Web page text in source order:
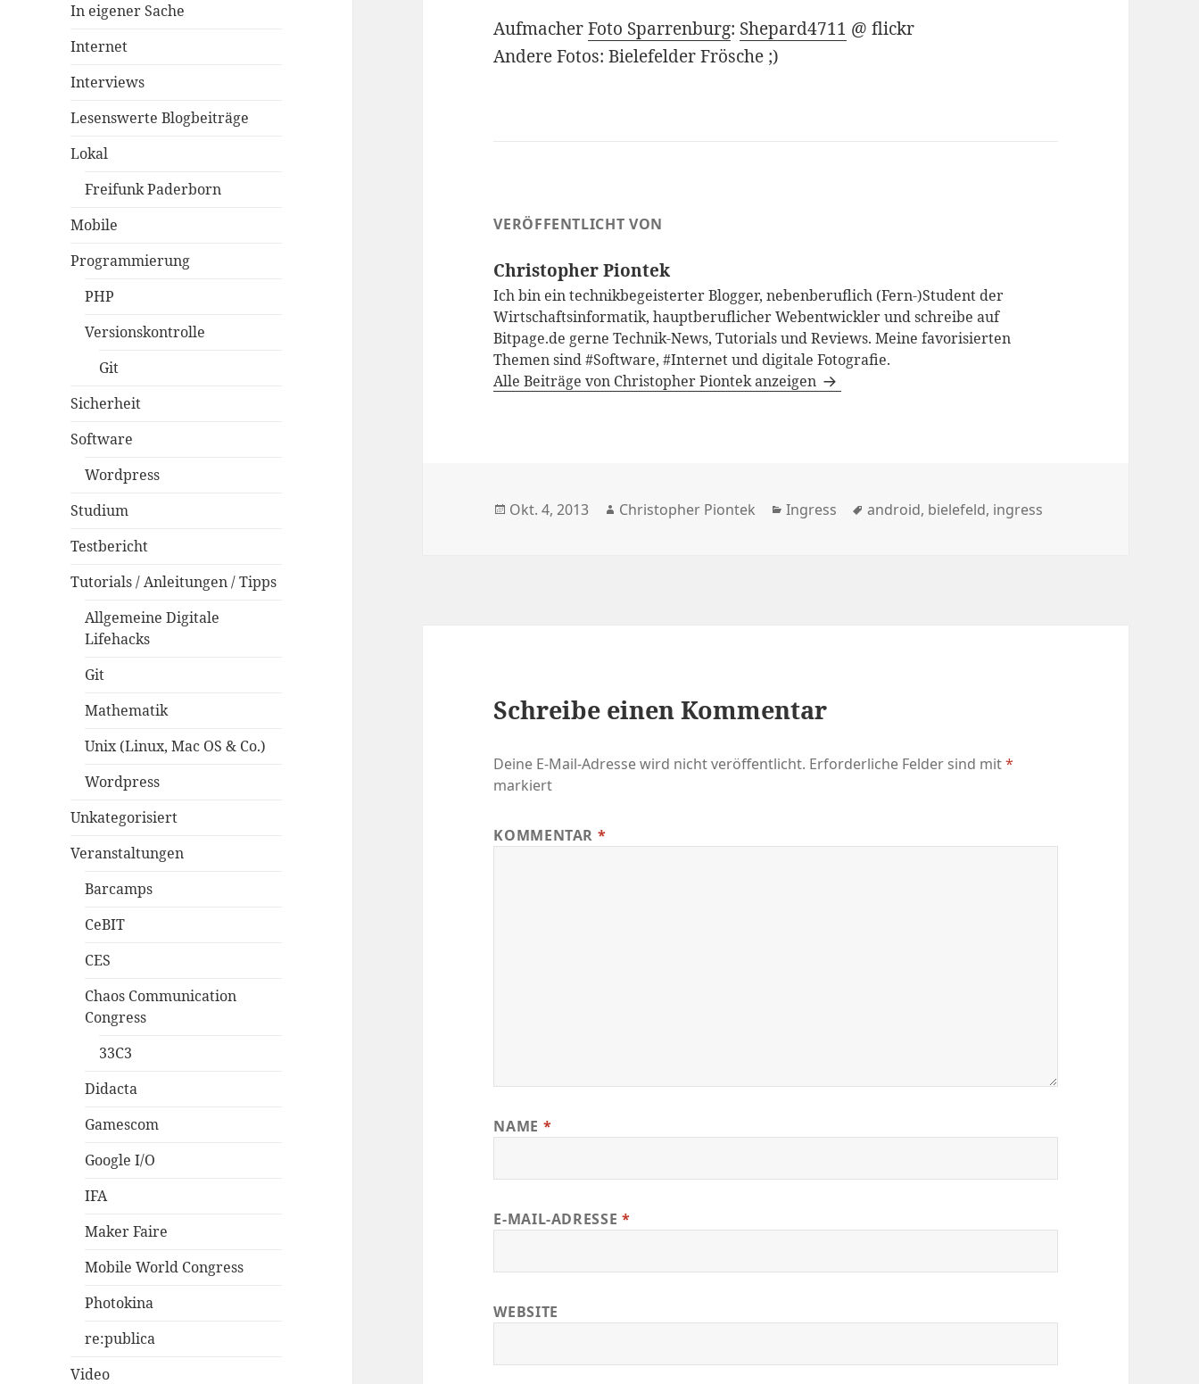
In eigener Sache
Internet
Interviews
Lesenswerte Blogbeiträge
Lokal
Freifunk Paderborn
Mobile
Programmierung
PHP
Versionskontrolle
Git
Sicherheit
Software
Wordpress
Studium
Testbericht
Tutorials / Anleitungen / Tipps
Allgemeine Digitale
Lifehacks
Git
Mathematik
Unix (Linux, Mac OS & Co.)
Wordpress
Unkategorisiert
Veranstaltungen
Barcamps
CeBIT
CES
Chaos Communication
Congress
33C3
Didacta
Gamescom
Google I/O
IFA
Maker Faire
Mobile World Congress
Photokina
re:publica
Video
AufmacherFoto Sparrenburg: Shepard4711 @ flickr
Andere Fotos: Bielefelder Frösche ;)
VERÖFFENTLICHT VON
Christopher Piontek
Ich bin ein technikbegeisterter Blogger, nebenberuflich (Fern-)Student der
Wirtschaftsinformatik, hauptberuflicher Webentwickler und schreibe auf
Bitpage.de gerne Technik-News, Tutorials und Reviews. Meine favorisierten
Themen sind #Software, #Internet und digitale Fotografie.
Alle Beiträge von Christopher Piontek anzeigen
Veröffentlicht
Okt. 4, 2013 Autor
Christopher Piontek Kategorien
Ingress Schlagwörter
android, bielefeld, ingress
Schreibe einen Kommentar
Deine E-Mail-Adresse wird nicht veröffentlicht. Erforderliche Felder sind mit*
markiert
KOMMENTAR *
NAME *
E-MAIL-ADRESSE *
WEBSITE